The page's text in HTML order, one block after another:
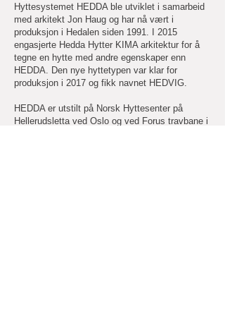
Hyttesystemet HEDDA ble utviklet i samarbeid
med arkitekt Jon Haug og har nå vært i
produksjon i Hedalen siden 1991. I 2015
engasjerte Hedda Hytter KIMA arkitektur for å
tegne en hytte med andre egenskaper enn
HEDDA. Den nye hyttetypen var klar for
produksjon i 2017 og fikk navnet HEDVIG.
HEDDA er utstilt på Norsk Hyttesenter på
Hellerudsletta ved Oslo og ved Forus travbane i